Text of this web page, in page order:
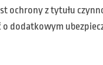
ochrony z tytułu
dodatkowym